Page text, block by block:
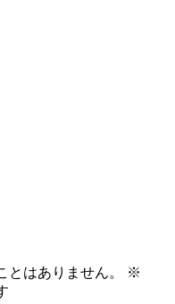
とはありません。
※